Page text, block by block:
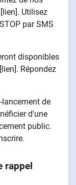
Utilisez
par SMS
disponibles
Répondez
lancement de
d'une
public.
rappel